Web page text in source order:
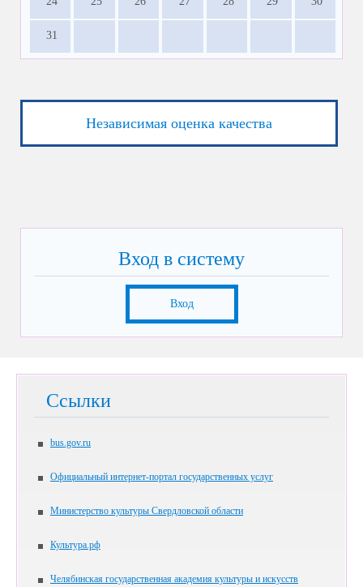
31
Независимая оценка качества
Вход в систему
Вход
Ссылки
bus.gov.ru
Официальный интернет-портал государственных услуг
Министерство культуры Свердловской области
Культура.рф
Челябинская государственная академия культуры и искусств